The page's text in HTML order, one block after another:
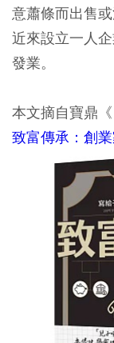
意蕭條而出售
近來設立一人
發業。
本文摘自寶鼎《
致富傳承：創